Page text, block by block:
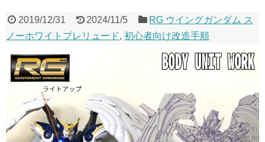
2019/12/31 2024/11/5
RG ウイングガンダム ス
ノーホワイトプレリュード, 初心者向け改造手順